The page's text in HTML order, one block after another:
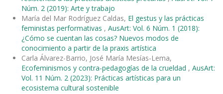
Núm. 2 (2019): Arte y trabajo
María del Mar Rodríguez Caldas, El gestus y las prácticas
feministas performativas , AusArt: Vol. 6 Núm. 1 (2018):
¿Cómo se cuentan las cosas? Nuevos modos de
conocimiento a partir de la praxis artística
Carla Álvarez-Barrio, José María Mesías-Lema,
Ecofeminismos y contra-pedagogías de la crueldad , AusArt:
Vol. 11 Núm. 2 (2023): Prácticas artísticas para un
ecosistema cultural sostenible